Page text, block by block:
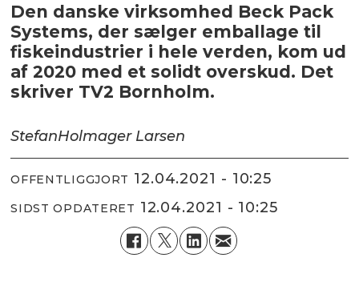
Den danske virksomhed Beck Pack
Systems, der sælger emballage til
fiskeindustrier i hele verden, kom ud
af 2020 med et solidt overskud. Det
skriver TV2 Bornholm.
StefanHolmager Larsen
OFFENTLIGGJORT 12.04.2021 - 10:25
SIDST OPDATERET 12.04.2021 - 10:25